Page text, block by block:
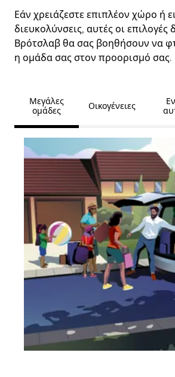
Εάν χρειάζεστε επιπλέον χώρο ή
διευκολύνσεις, αυτές οι επιλογές
Βρότσλαβ θα σας βοηθήσουν να
η ομάδα σας στον προορισμό σας.
Μεγάλες
ομάδες
Οικογένειες